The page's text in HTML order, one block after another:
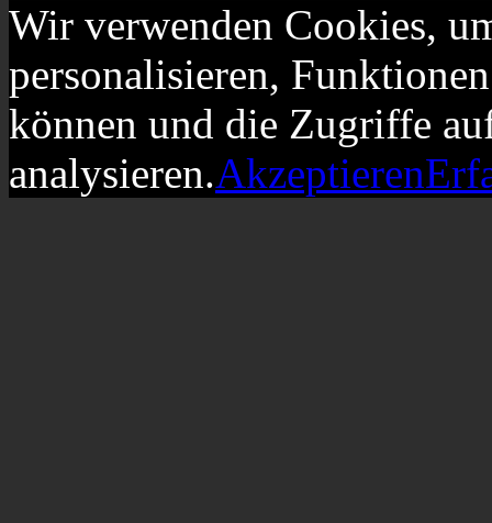
Wir verwenden Cookies,
personalisieren,
können und die Zugriffe
analysieren.Akzeptieren